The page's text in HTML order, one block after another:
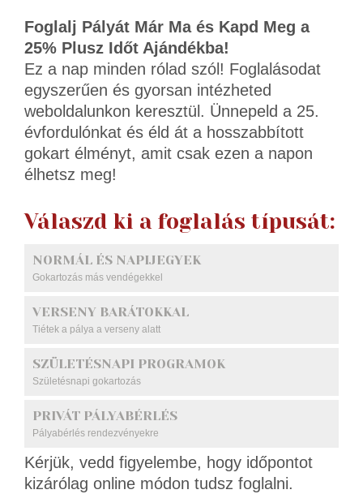
Foglalj Pályát Már Ma és Kapd Meg a
25% Plusz Időt Ajándékba!
Ez a nap minden rólad szól! Foglalásodat
egyszerűen és gyorsan intézheted
weboldalunkon keresztül. Ünnepeld a 25.
évfordulónkat és éld át a hosszabbított
gokart élményt, amit csak ezen a napon
élhetsz meg!
Válaszd ki a foglalás típusát:
NORMÁL ÉS NAPIJEGYEK
Gokartozás más vendégekkel
VERSENY BARÁTOKKAL
Tiétek a pálya a verseny alatt
SZÜLETÉSNAPI PROGRAMOK
Születésnapi gokartozás
PRIVÁT PÁLYABÉRLÉS
Pályabérlés rendezvényekre
Kérjük, vedd figyelembe, hogy időpontot
kizárólag online módon tudsz foglalni.